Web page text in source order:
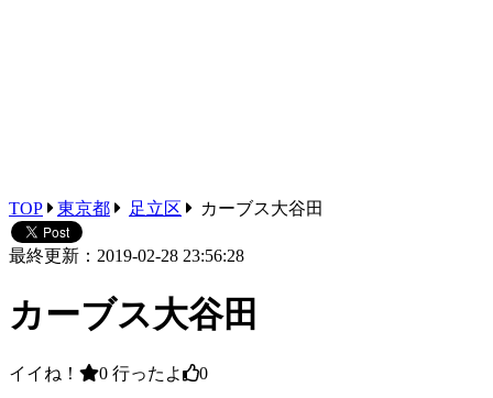
TOP 東京都 足立区 カーブス大谷田
最終更新：2019-02-28 23:56:28
カーブス大谷田
イイね！ 0 行ったよ 0